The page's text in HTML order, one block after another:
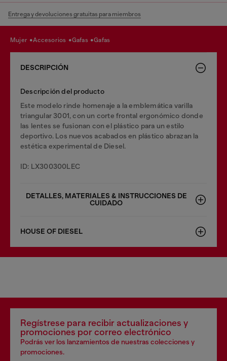
Entrega y devoluciones gratuitas para miembros
mujer accesorios gafas gafas
DESCRIPCIÓN
Descripción del producto
Este modelo rinde homenaje a la emblemática varilla
triangular 3001, con un corte frontal ergonómico donde
las lentes se fusionan con el plástico para un estilo
deportivo. Los nuevos acabados en plástico abrazan la
estética experimental de Diesel.
ID: LX300300LEC
DETALLES, MATERIALES & INSTRUCCIONES DE
CUIDADO
HOUSE OF DIESEL
Regístrese para recibir actualizaciones y
promociones por correo electrónico
Podrás ver los lanzamientos de nuestras colecciones y
promociones.